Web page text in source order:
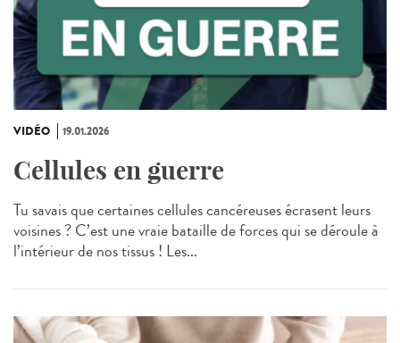
VIDÉO 19.01.2026
Cellules en guerre
Tu savais que certaines cellules cancéreuses écrasent leurs
voisines ? C’est une vraie bataille de forces qui se déroule à
l’intérieur de nos tissus ! Les...